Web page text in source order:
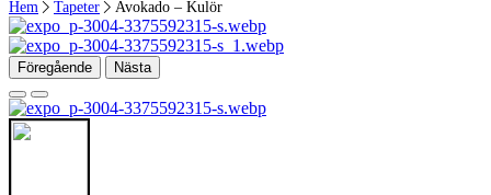
Hem Tapeter Avokado – Kulör
Föregående Nästa